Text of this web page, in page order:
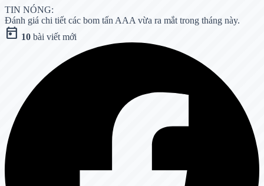
TIN NÓNG:
Đánh giá chi tiết các bom tấn AAA vừa ra mắt trong tháng này.
today 10 bài viết mới